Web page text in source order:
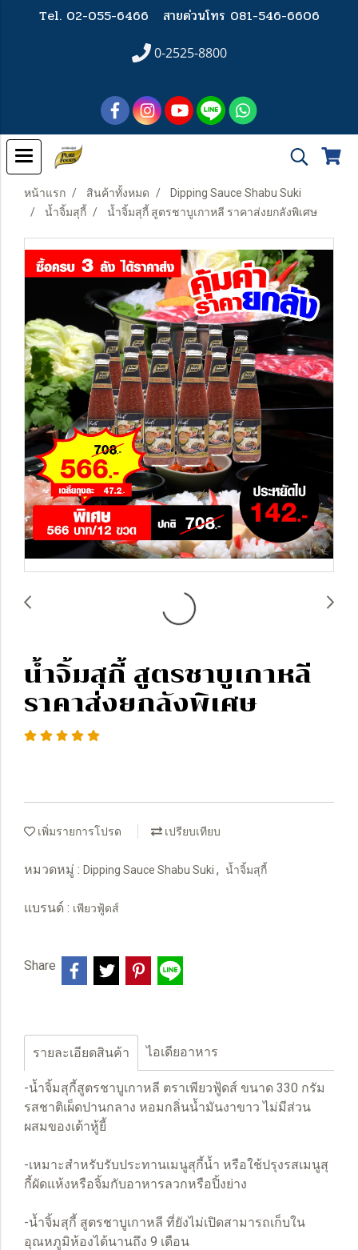
Tel. 02-055-6466 สายด่วนโทร 081-546-6606
0-2525-8800
หน้าแรก สินค้าทั้งหมด
Dipping Sauce Shabu Suki
น้ำจิ้มสุกี้
น้ำจิ้มสุกี้ สูตรชาบูเกาหลี ราคาส่งยกลังพิเศษ
น้ำจิ้มสุกี้ สูตรชาบูเกาหลี
ราคาส่งยกลังพิเศษ
เพิ่มรายการโปรด เปรียบเทียบ
หมวดหมู่ : Dipping Sauce Shabu Suki , น้ำจิ้มสุกี้
แบรนด์ : เพียวฟู้ดส์
Share
รายละเอียดสินค้า ไอเดียอาหาร
-น้ำจิ้มสุกี้สูตรชาบูเกาหลี ตราเพียวฟู้ดส์ ขนาด 330 กรัม
รสชาติเผ็ดปานกลาง หอมกลิ่นน้ำมันงาขาว ไม่มีส่วน
ผสมของเต้าหู้ยี้
-เหมาะสำหรับรับประทานเมนูสุกี้น้ำ หรือใช้ปรุงรสเมนูสุ
กี้ผัดแห้งหรือจิ้มกับอาหารลวกหรือปิ้งย่าง
-น้ำจิ้มสุกี้ สูตรชาบูเกาหลี ที่ยังไม่เปิดสามารถเก็บใน
อุณหภูมิห้องได้นานถึง 9 เดือน